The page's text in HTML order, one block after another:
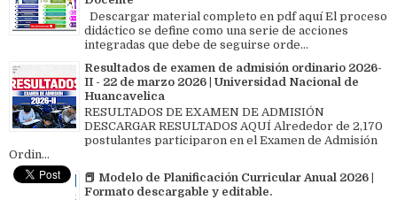
Descargar material completo en pdf aquí El proceso
didáctico se define como una serie de acciones
integradas que debe de seguirse orde...
Resultados de examen de admisión ordinario 2026-
II - 22 de marzo 2026 | Universidad Nacional de
Huancavelica
RESULTADOS DE EXAMEN DE ADMISIÓN
DESCARGAR RESULTADOS AQUÍ Alrededor de 2,170
postulantes participaron en el Examen de Admisión
Ordin...
📕 Modelo de Planificación Curricular Anual 2026 |
Formato descargable y editable.